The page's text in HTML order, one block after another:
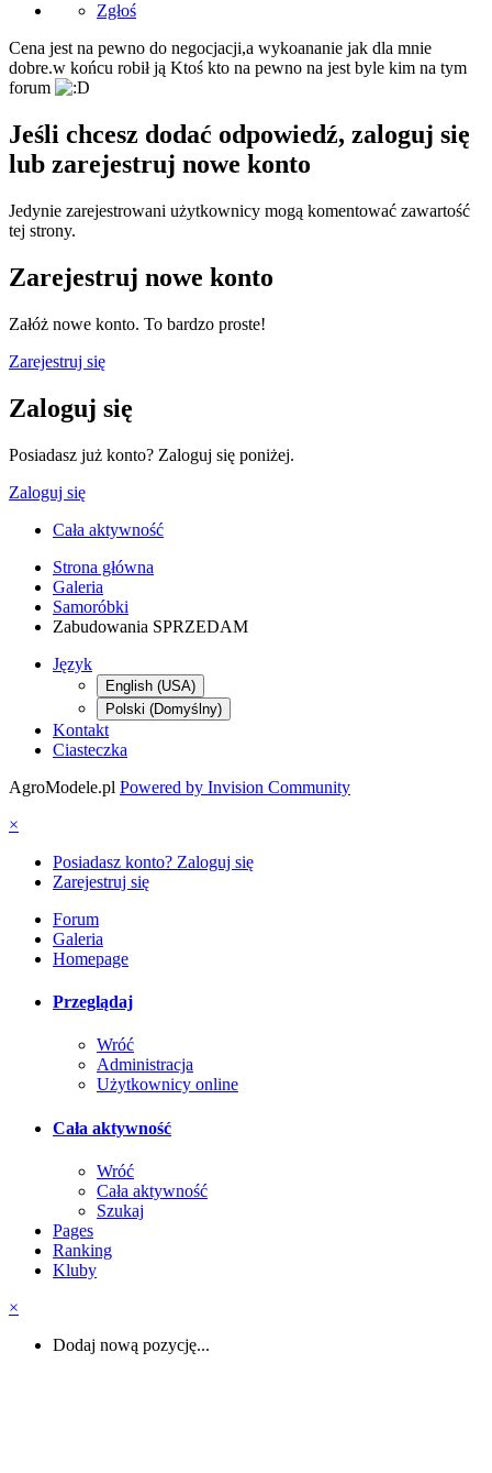
Zgłoś
Cena jest na pewno do negocjacji,a wykoananie jak dla mnie
dobre.w końcu robił ją Ktoś kto na pewno na jest byle kim na tym
forum
Jeśli chcesz dodać odpowiedź, zaloguj się
lub zarejestruj nowe konto
Jedynie zarejestrowani użytkownicy mogą komentować zawartość
tej strony.
Zarejestruj nowe konto
Załóż nowe konto. To bardzo proste!
Zarejestruj się
Zaloguj się
Posiadasz już konto? Zaloguj się poniżej.
Zaloguj się
Cała aktywność
Strona główna
Galeria
Samoróbki
Zabudowania SPRZEDAM
Język
English (USA)
Polski (Domyślny)
Kontakt
Ciasteczka
AgroModele.pl Powered by Invision Community
×
Posiadasz konto? Zaloguj się
Zarejestruj się
Forum
Galeria
Homepage
Przeglądaj
Wróć
Administracja
Użytkownicy online
Cała aktywność
Wróć
Cała aktywność
Szukaj
Pages
Ranking
Kluby
×
Dodaj nową pozycję...